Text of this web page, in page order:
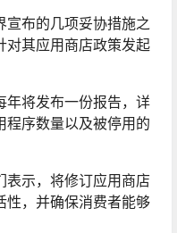
宣布的几项妥协措施之
对其应用商店政策发起
年将发布一份报告，详
程序数量以及被停用的
表示，将修订应用商店
性，并确保消费者能够